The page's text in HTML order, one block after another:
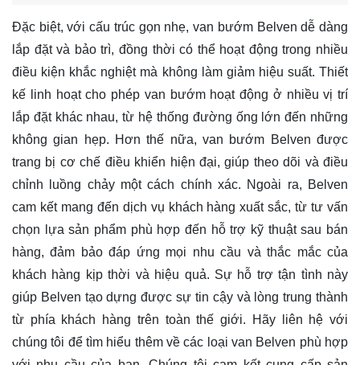
Đặc biệt, với cấu trúc gọn nhẹ, van bướm Belven dễ dàng
lắp đặt và bảo trì, đồng thời có thể hoạt động trong nhiều
điều kiện khắc nghiệt mà không làm giảm hiệu suất. Thiết
kế linh hoạt cho phép van bướm hoạt động ở nhiều vị trí
lắp đặt khác nhau, từ hệ thống đường ống lớn đến những
không gian hẹp. Hơn thế nữa, van bướm Belven được
trang bị cơ chế điều khiển hiện đại, giúp theo dõi và điều
chỉnh luồng chảy một cách chính xác. Ngoài ra, Belven
cam kết mang đến dịch vụ khách hàng xuất sắc, từ tư vấn
chọn lựa sản phẩm phù hợp đến hỗ trợ kỹ thuật sau bán
hàng, đảm bảo đáp ứng mọi nhu cầu và thắc mắc của
khách hàng kịp thời và hiệu quả. Sự hỗ trợ tận tình này
giúp Belven tạo dựng được sự tin cậy và lòng trung thành
từ phía khách hàng trên toàn thế giới. Hãy
liên hệ với
chúng tôi để tìm hiểu thêm về các loại van Belven phù hợp